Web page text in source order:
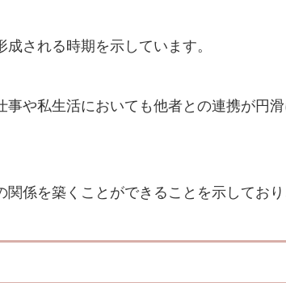
される時期を示しています。
や私生活においても他者との連携が円
係を築くことができることを示してお